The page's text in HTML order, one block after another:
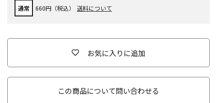
通常 660円（税込） 送料について
お気に入りに追加
この商品について問い合わせる